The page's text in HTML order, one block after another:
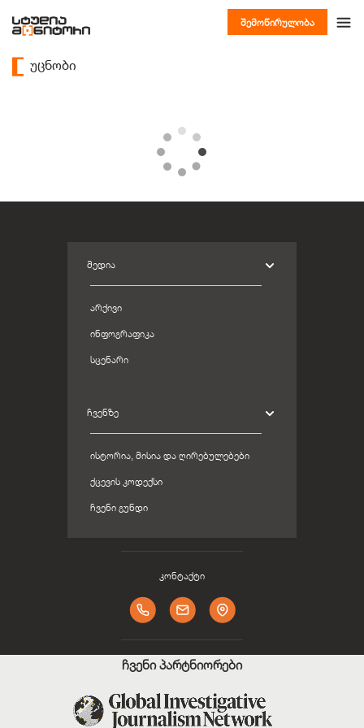
შემოწირულობა
უცნობი
ᲛᲔᲓᲘᲐ
ᲐᲠᲥᲘᲕᲘ
ᲘᲜᲤᲝᲒᲠᲐᲤᲘᲙᲐ
ᲡᲪᲔᲜᲐᲠᲘ
ᲩᲕᲔᲜᲖᲔ
ᲘᲡᲢᲝᲠᲘᲐ, ᲛᲘᲡᲘᲐ ᲓᲐ ᲦᲘᲠᲔᲑᲣᲚᲔᲑᲔᲑᲘ
ᲥᲪᲔᲕᲘᲡ ᲙᲝᲓᲔᲥᲡᲘ
ᲩᲕᲔᲜᲘ ᲒᲣᲜᲓᲘ
კონტაქტი
ჩვენი პარტნიორები